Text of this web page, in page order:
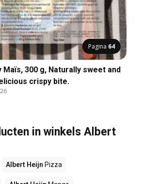
Pagina 64
Maïs, 300 g, Naturally sweet and
crispy bite.
in winkels Albert
Albert Heijn Pizza